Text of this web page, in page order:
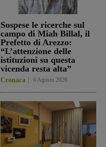
Sospese le ricerche sul
campo di Miah Billal, il
Prefetto di Arezzo:
“L’attenzione delle
istituzioni su questa
vicenda resta alta”
Cronaca 6 Agosto 2026